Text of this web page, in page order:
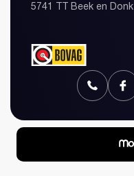
5741 TT Beek en Donk